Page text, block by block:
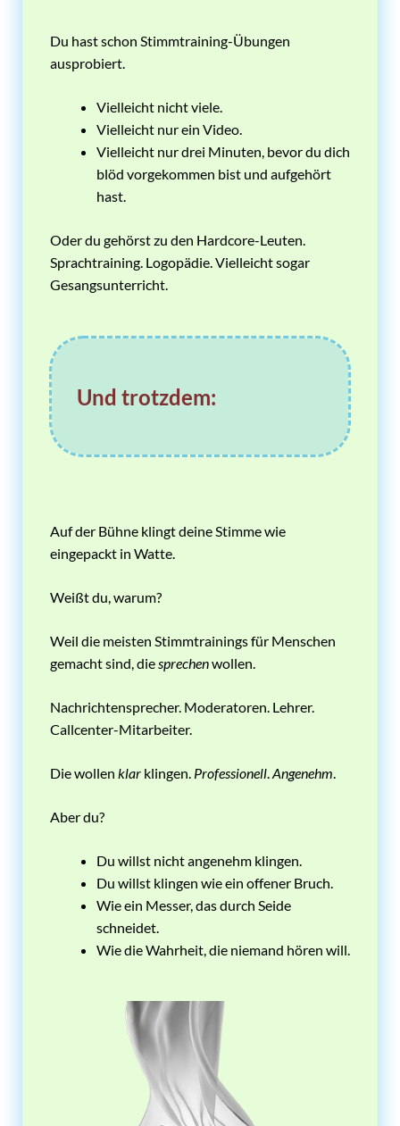
Du hast schon Stimmtraining-Übungen
ausprobiert.
Vielleicht nicht viele.
Vielleicht nur ein Video.
Vielleicht nur drei Minuten, bevor du dich
blöd vorgekommen bist und aufgehört
hast.
Oder du gehörst zu den Hardcore-Leuten.
Sprachtraining. Logopädie. Vielleicht sogar
Gesangsunterricht.
Und trotzdem:
Auf der Bühne klingt deine Stimme wie
eingepackt in Watte.
Weißt du, warum?
Weil die meisten Stimmtrainings für Menschen
gemacht sind, diesprechenwollen.
Nachrichtensprecher. Moderatoren. Lehrer.
Callcenter-Mitarbeiter.
Die wollen klar klingen. Professionell.Angenehm.
Aber du?
Du willst nicht angenehm klingen.
Du willst klingen wie ein offener Bruch.
Wie ein Messer, das durch Seide
schneidet.
Wie die Wahrheit, die niemand hören will.